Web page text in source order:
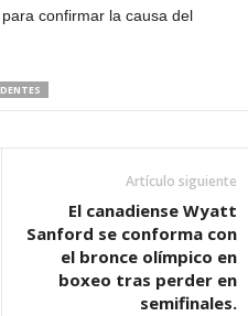
confirmar la causa del
Artículo siguiente
El canadiense Wyatt
Sanford se conforma con
el bronce olímpico en
boxeo tras perder en
semifinales.